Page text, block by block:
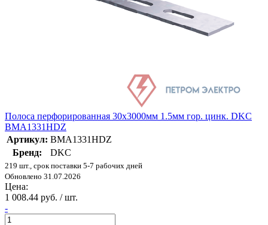
Полоса перфорированная 30х3000мм 1.5мм гор. цинк. DKC
BMA1331HDZ
Артикул: BMA1331HDZ
Бренд:
DKC
219 шт., срок поставки 5-7 рабочих дней
Обновлено 31.07.2026
Цена:
1 008.44 руб. / шт.
-